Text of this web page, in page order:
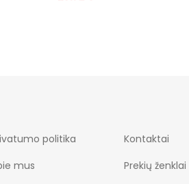
politika
mus
Kontaktai
Prekių ženklai